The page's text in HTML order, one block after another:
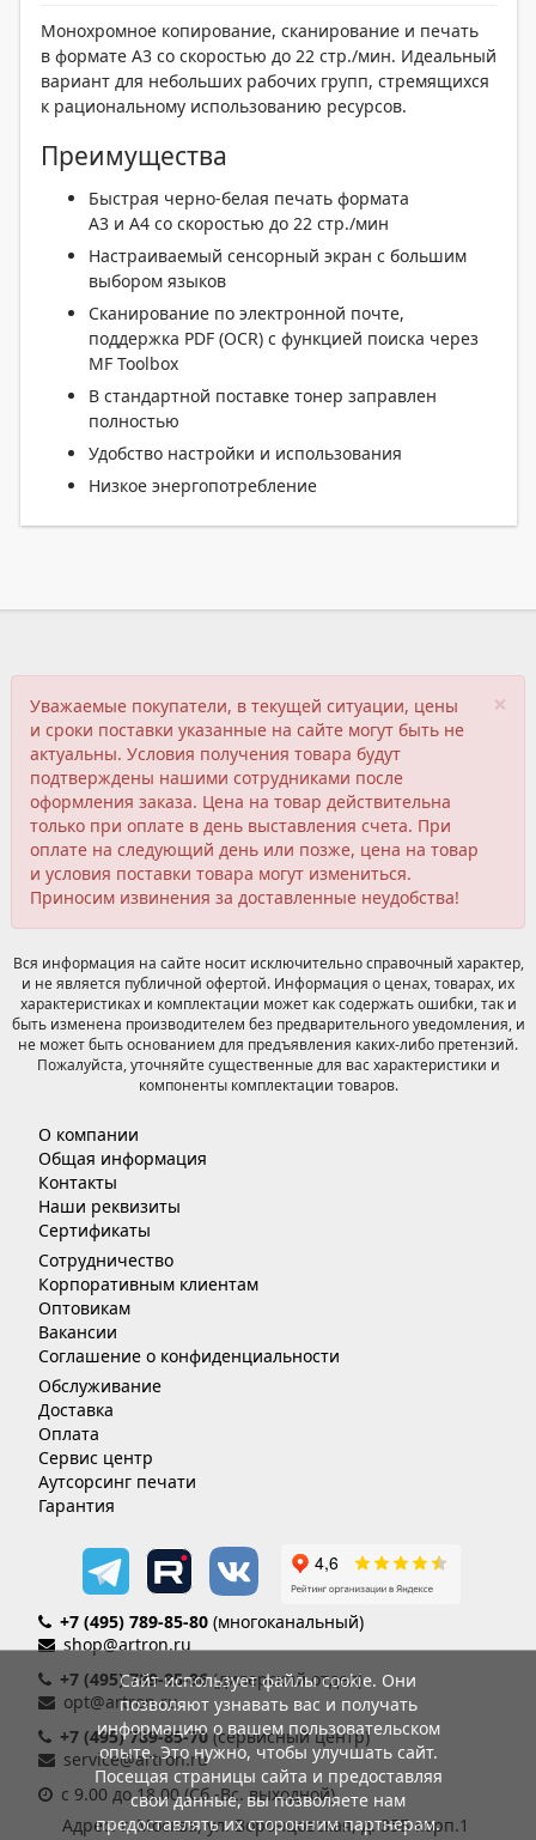
Монохромное копирование, сканирование и печать
в формате A3 со скоростью до 22 стр./мин. Идеальный
вариант для небольших рабочих групп, стремящихся
к рациональному использованию ресурсов.
Преимущества
Быстрая черно-белая печать формата
A3 и A4 со скоростью до 22 стр./мин
Настраиваемый сенсорный экран с большим
выбором языков
Сканирование по электронной почте,
поддержка PDF (OCR) с функцией поиска через
MF Toolbox
В стандартной поставке тонер заправлен
полностью
Удобство настройки и использования
Низкое энергопотребление
×
Уважаемые покупатели, в текущей ситуации, цены
и сроки поставки указанные на сайте могут быть не
актуальны. Условия получения товара будут
подтверждены нашими сотрудниками после
оформления заказа. Цена на товар действительна
только при оплате в день выставления счета. При
оплате на следующий день или позже, цена на товар
и условия поставки товара могут измениться.
Приносим извинения за доставленные неудобства!
Вся информация на сайте носит исключительно справочный характер,
и не является публичной офертой. Информация о ценах, товарах, их
характеристиках и комплектации может как содержать ошибки, так и
быть изменена производителем без предварительного уведомления, и
не может быть основанием для предъявления каких-либо претензий.
Пожалуйста, уточняйте существенные для вас характеристики и
компоненты комплектации товаров.
О компании
Общая информация
Контакты
Наши реквизиты
Сертификаты
Сотрудничество
Корпоративным клиентам
Оптовикам
Вакансии
Соглашение о конфиденциальности
Обслуживание
Доставка
Оплата
Сервис центр
Аутсорсинг печати
Гарантия
+7 (495) 789-85-80 (многоканальный)
shop@artron.ru
+7 (495) 789-85-86(дилерский отдел)
opt@artron.ru
+7 (495) 789-85-70 (сервисный центр)
service@artron.ru
с 9.00 до 18.00 (Сб.-Вс. выходной)
Адрес: г. Москва, ул. Воронцовская, д. 35Б корп.1
Сайт использует файлы cookie. Они
позволяют узнавать вас и получать
информацию о вашем пользовательском
опыте. Это нужно, чтобы улучшать сайт.
Посещая страницы сайта и предоставляя
свои данные, вы позволяете нам
предоставлять их сторонним партнерам.